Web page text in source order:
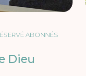
ABONNÉS
Dieu